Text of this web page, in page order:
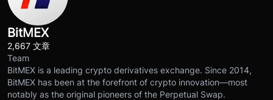
BitMEX
2,667 文章
Team
BitMEX is a leading crypto derivatives exchange. Since 2014,
BitMEX has been at the forefront of crypto innovation—most
notably as the original pioneers of the Perpetual Swap.